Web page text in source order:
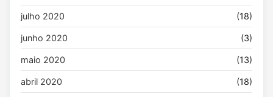
julho 2020 (18)
junho 2020 (3)
maio 2020 (13)
abril 2020 (18)